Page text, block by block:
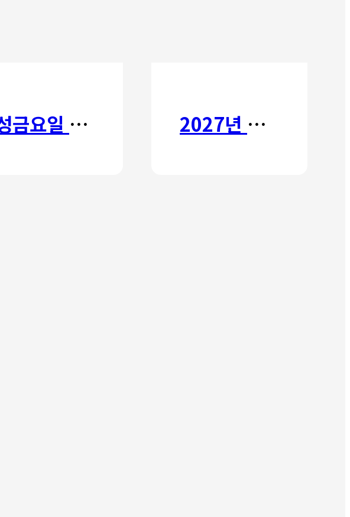
성금요일 칸타타 2027년 갈보리 어학원 유치부 신입생 모집